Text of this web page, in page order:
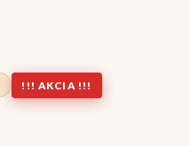
!!! AKCIA !!!